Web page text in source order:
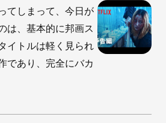
てしまって、今日が
は、基本的に邦画ス
イトルは軽く見られ
であり、完全にバカ